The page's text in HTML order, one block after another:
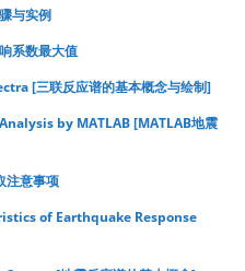
与实例
系数最大值
[三联反应谱的基本概念与绘制]
by MATLAB [MATLAB地震
注意事项
of Earthquake Response